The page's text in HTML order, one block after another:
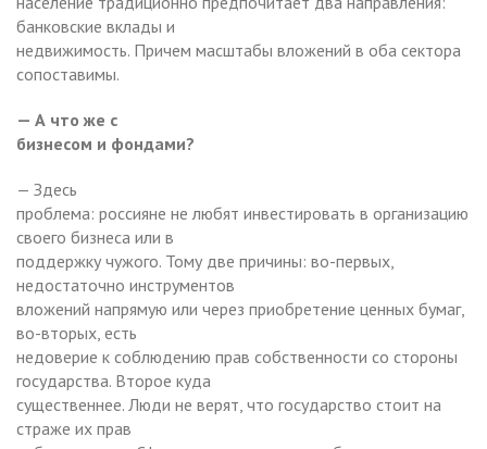
банковские вклады и
недвижимость. Причем масштабы вложений в оба сектора
сопоставимы.
— А что же с
бизнесом и фондами?
— Здесь
проблема: россияне не любят инвестировать в организацию
своего бизнеса или в
поддержку чужого. Тому две причины: во-первых,
недостаточно инструментов
вложений напрямую или через приобретение ценных бумаг,
во-вторых, есть
недоверие к соблюдению прав собственности со стороны
государства. Второе куда
существеннее. Люди не верят, что государство стоит на
страже их прав